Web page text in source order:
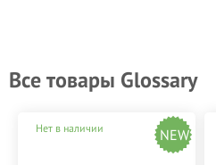
У нас можно также
кольцевую
визажиста, макияжа в Украине
Одессе).
Все товары Glossary
Нет в наличии NEW